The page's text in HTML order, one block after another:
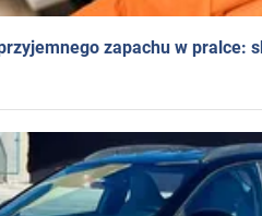
zapachu w pralce: